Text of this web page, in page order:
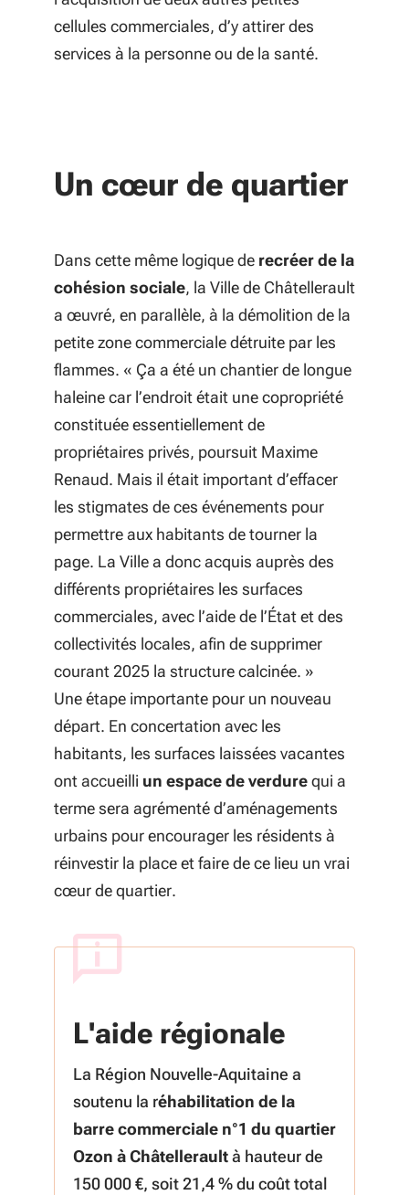
cellules commerciales, d’y attirer des
services à la personne ou de la santé.
Un cœur de quartier
Dans cette même logique de recréer de la
cohésion sociale, la Ville de Châtellerault
a œuvré, en parallèle, à la démolition de la
petite zone commerciale détruite par les
flammes. « Ça a été un chantier de longue
haleine car l’endroit était une copropriété
constituée essentiellement de
propriétaires privés, poursuit Maxime
Renaud. Mais il était important d’effacer
les stigmates de ces événements pour
permettre aux habitants de tourner la
page. La Ville a donc acquis auprès des
différents propriétaires les surfaces
commerciales, avec l’aide de l’État et des
collectivités locales, afin de supprimer
courant 2025 la structure calcinée. »
Une étape importante pour un nouveau
départ. En concertation avec les
habitants, les surfaces laissées vacantes
ont accueilli un espace de verdurequi a
terme sera agrémenté d’aménagements
urbains pour encourager les résidents à
réinvestir la place et faire de ce lieu un vrai
cœur de quartier.
L'aide régionale
La Région Nouvelle-Aquitaine a
soutenu la réhabilitation de la
barre commerciale n°1 du quartier
Ozon à Châtelleraultà hauteur de
150 000 €, soit 21,4 % du coût total